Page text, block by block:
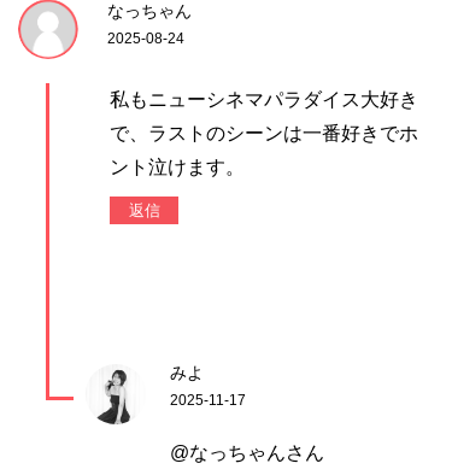
なっちゃん
2025-08-24
私もニューシネマパラダイス大好き
で、ラストのシーンは一番好きでホ
ント泣けます。
返信
みよ
2025-11-17
@なっちゃんさん